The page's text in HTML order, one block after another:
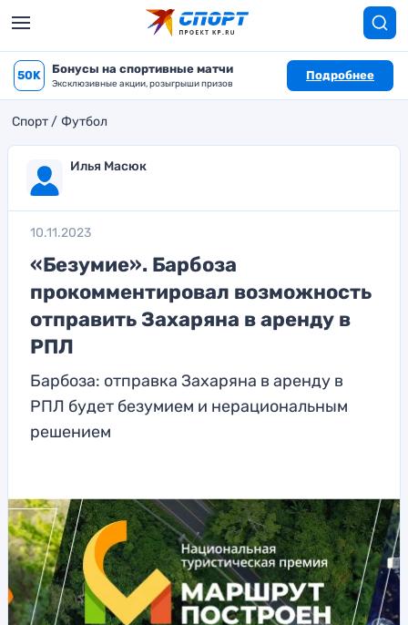
50K Бонусы на спортивные матчи
Эксклюзивные акции, розыгрыши призов
Подробнее
Спорт Футбол
Илья Масюк
10.11.2023
«Безумие». Барбоза
прокомментировал возможность
отправить Захаряна в аренду в
РПЛ
Барбоза: отправка Захаряна в аренду в
РПЛ будет безумием и нерациональным
решением